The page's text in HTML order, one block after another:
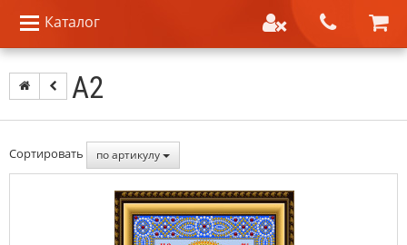
Каталог
А2
Сортировать по артикулу